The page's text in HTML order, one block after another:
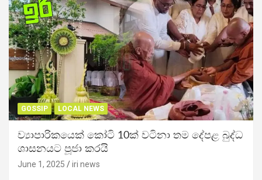
GOSSIP LOCAL NEWS
ව්‍යාපාරිකයෙක් කෝටි 10ක් වටිනා තම දේපළ බුද්ධ
ශාසනයට පූජා කරයි
June 1, 2025 iri news